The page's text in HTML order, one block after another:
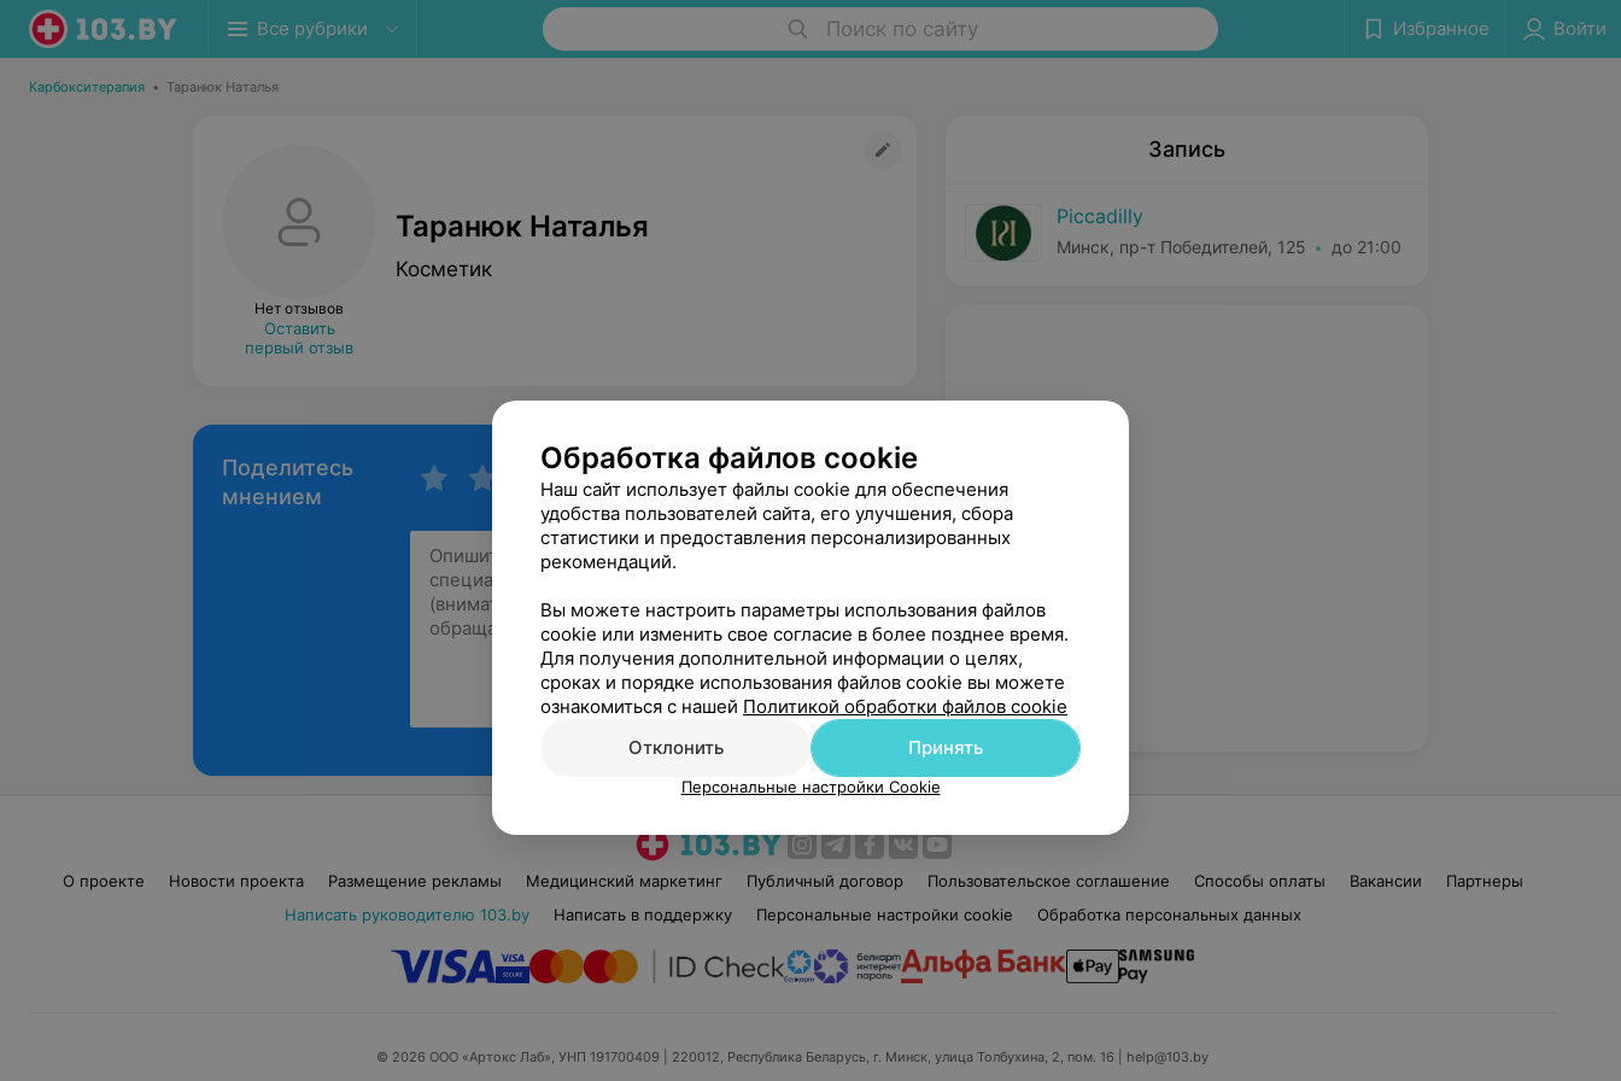
Все рубрики Поиск по сайту Избранное Войти
Карбокситерапия • Таранюк Наталья
Нет отзывов
Оставить
первый отзыв
Таранюк Наталья
Косметик
Поделитесь
мнением
Рекомендую
Запись
Piccadilly
Минск, пр-т Победителей, 125 до 21:00
О проекте Новости проекта Размещение рекламы Медицинский маркетинг Публичный договор Пользовательское соглашение Способы оплаты Вакансии
Партнеры
Написать руководителю 103.by
Написать в поддержку Персональные настройки cookie Обработка персональных данных
© 2026 ООО «Артокс Лаб», УНП 191700409 | 220012, Республика Беларусь, г. Минск, улица Толбухина, 2, пом. 16 | help@103.by
Обработка файлов cookie
Наш сайт использует файлы cookie для обеспечения
удобства пользователей сайта, его улучшения, сбора
статистики и предоставления персонализированных
рекомендаций.
Вы можете настроить параметры использования файлов
cookie или изменить свое согласие в более позднее время.
Для получения дополнительной информации о целях,
сроках и порядке использования файлов cookie вы можете
ознакомиться с нашей Политикой обработки файлов cookie
Отклонить
Принять
Персональные настройки Cookie